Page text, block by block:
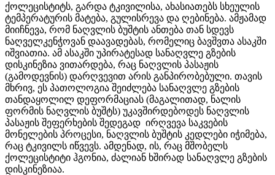
ქოლეცისტიტს, გარდა ტკივილისა, ახასიათებს სხეულის
ტემპერატურის მატება, გულისრევა და ღებინება. ამჟამად
მიიჩნევა, რომ ნაღვლის ბუშტის ანთება თან სდევს
ნაღველკენჭოვან დაავადებას, რომელიც ბავშვთა ასაკში
იშვიათია. ამ ასაკში უპირატესად სანაღვლე გზების
დისკინეზია ვითარდება, რაც ნაღვლის პასაჟის
(გამოდევნის) დარღვევით არის განპირობებული. თავის
მხრივ, ეს პათოლოგია შეიძლება სანაღვლე გზების
თანდაყოლილ დეფორმაციას (მაგალითად, ნალის
ფორმის ნაღვლის ბუშტს) უკავშირდებოდეს ნაღვლის
პასაჟის შეფერხების შედეგად ირღვევა საკვების
მონელების პროცესი, ნაღვლის ბუშტის კედლები იჭიმება,
რაც ტკივილს იწვევს. ამდენად, ის, რაც მშობელს
ქოლეცისტიტი ჰგონია, ძალიან ხშირად სანაღვლე გზების
დისკინეზიაა.